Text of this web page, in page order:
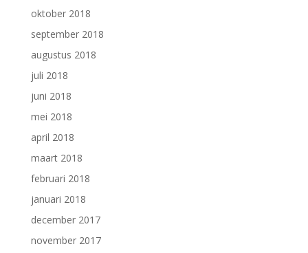
oktober 2018
september 2018
augustus 2018
juli 2018
juni 2018
mei 2018
april 2018
maart 2018
februari 2018
januari 2018
december 2017
november 2017